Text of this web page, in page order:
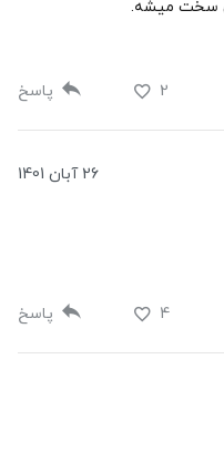
سخت میشه.
2 پاسخ
26 آبان 1401
4 پاسخ